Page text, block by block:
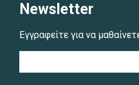
Newsletter
Εγγραφείτε για να